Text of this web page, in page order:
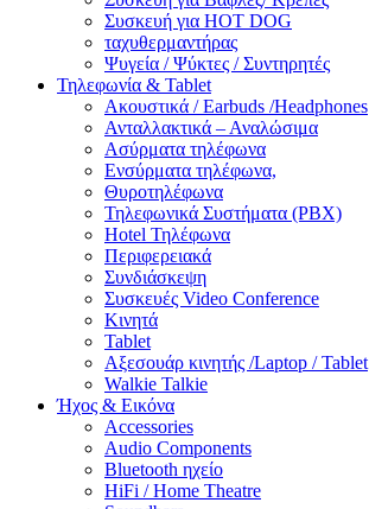
Συσκευή για HOT DOG
ταχυθερμαντήρας
Ψυγεία / Ψύκτες / Συντηρητές
Τηλεφωνία & Tablet
Ακουστικά / Earbuds /Headphones
Ανταλλακτικά – Αναλώσιμα
Ασύρματα τηλέφωνα
Ενσύρματα τηλέφωνα,
Θυροτηλέφωνα
Τηλεφωνικά Συστήματα (PBX)
Hotel Τηλέφωνα
Περιφερειακά
Συνδιάσκεψη
Συσκευές Video Conference
Κινητά
Tablet
Αξεσουάρ κινητής /Laptop / Tablet
Walkie Talkie
Ήχος & Εικόνα
Accessories
Audio Components
Bluetooth ηχείο
HiFi / Home Theatre